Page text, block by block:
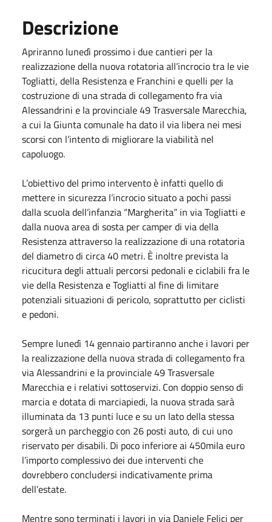
Descrizione
Apriranno lunedì prossimo i due cantieri per la
realizzazione della nuova rotatoria all’incrocio tra le vie
Togliatti, della Resistenza e Franchini e quelli per la
costruzione di una strada di collegamento fra via
Alessandrini e la provinciale 49 Trasversale Marecchia,
a cui la Giunta comunale ha dato il via libera nei mesi
scorsi con l’intento di migliorare la viabilità nel
capoluogo.
L’obiettivo del primo intervento è infatti quello di
mettere in sicurezza l’incrocio situato a pochi passi
dalla scuola dell’infanzia “Margherita” in via Togliatti e
dalla nuova area di sosta per camper di via della
Resistenza attraverso la realizzazione di una rotatoria
del diametro di circa 40 metri. È inoltre prevista la
ricucitura degli attuali percorsi pedonali e ciclabili fra le
vie della Resistenza e Togliatti al fine di limitare
potenziali situazioni di pericolo, soprattutto per ciclisti
e pedoni.
Sempre lunedì 14 gennaio partiranno anche i lavori per
la realizzazione della nuova strada di collegamento fra
via Alessandrini e la provinciale 49 Trasversale
Marecchia e i relativi sottoservizi. Con doppio senso di
marcia e dotata di marciapiedi, la nuova strada sarà
illuminata da 13 punti luce e su un lato della stessa
sorgerà un parcheggio con 26 posti auto, di cui uno
riservato per disabili. Di poco inferiore ai 450mila euro
l’importo complessivo dei due interventi che
dovrebbero concludersi indicativamente prima
dell’estate.
Mentre sono terminati i lavori in via Daniele Felici per